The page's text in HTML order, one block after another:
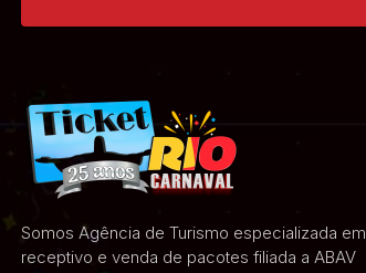
Somos Agência de Turismo especializada em
receptivo e venda de pacotes filiada a ABAV